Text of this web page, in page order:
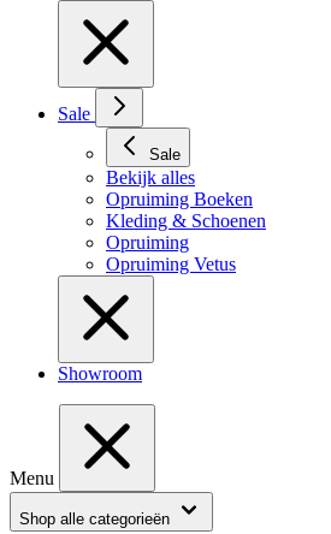
Sale
Sale
Bekijk alles
Opruiming Boeken
Kleding & Schoenen
Opruiming
Opruiming Vetus
Showroom
Menu
Shop alle categorieën